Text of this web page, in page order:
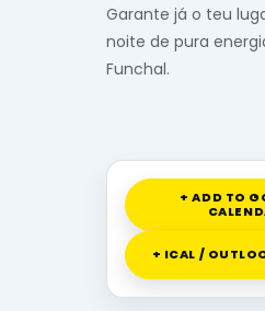
Garante já o teu
noite de pura
Funchal.
+ ADD TO
+ ICAL /